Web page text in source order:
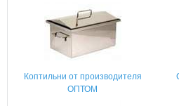
Коптильни от производителя
ОПТОМ